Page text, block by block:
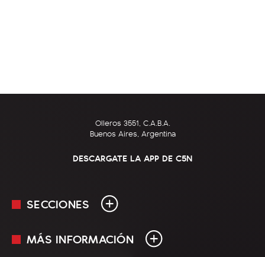
Olleros 3551, C.A.B.A.
Buenos Aires, Argentina
DESCARGATE LA APP DE C5N
SECCIONES
En Vivo
MÁS INFORMACIÓN